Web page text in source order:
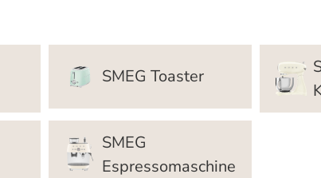
SMEG Toaster
SMEG
Espressomaschine